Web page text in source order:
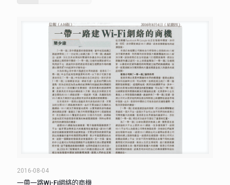
2016-08-04
一帶一路Wi-Fi網絡的商機